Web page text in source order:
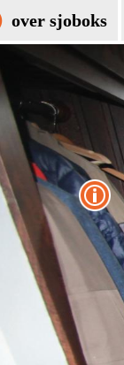
over sjoboks